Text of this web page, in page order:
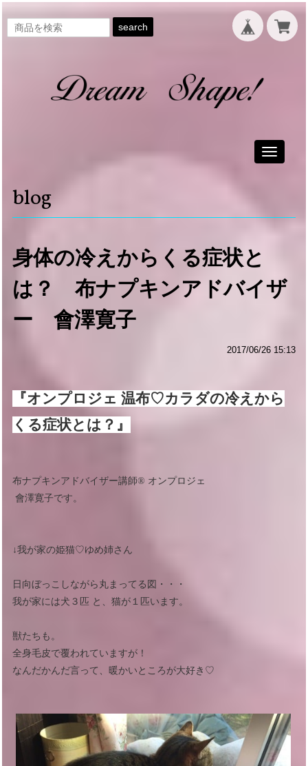
search
Toggle
blog
身体の冷えからくる症状と
は？ 布ナプキンアドバイザ
ー 會澤寛子
2017/06/26 15:13
『オンプロジェ 温布♡カラダの冷えから
くる症状とは？』
布ナプキンアドバイザー講師®︎ オンプロジェ
會澤寛子です。
↓我が家の姫猫♡ゆめ姉さん
日向ぼっこしながら丸まってる図・・・
我が家には犬３匹 と、猫が１匹います。
獣たちも。
全身毛皮で覆われていますが！
なんだかんだ言って、暖かいところが大好き♡